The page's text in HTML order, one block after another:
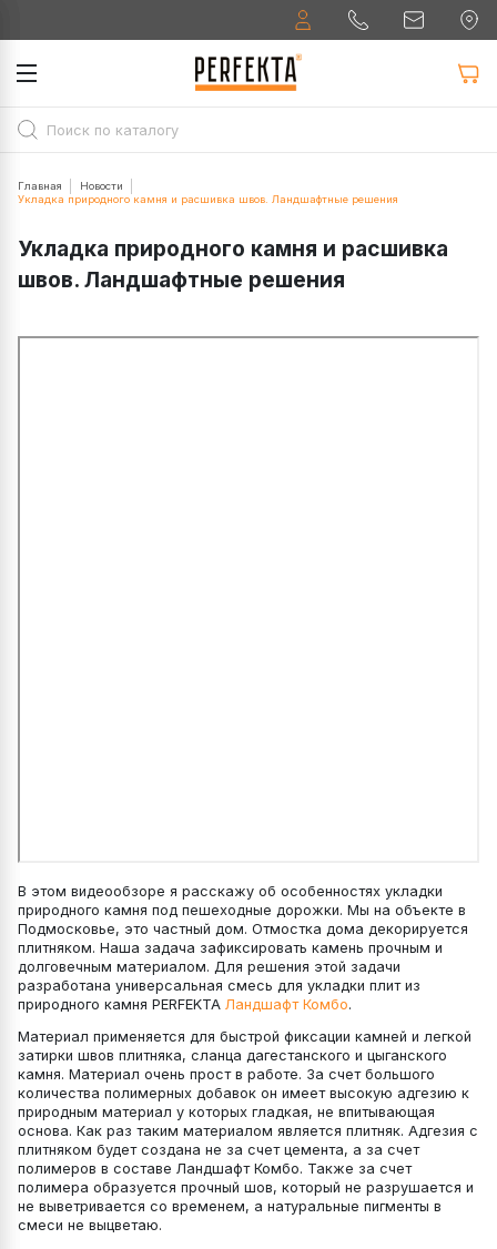
Главная
Новости
Укладка природного камня и расшивка швов. Ландшафтные решения
Укладка природного камня и расшивка
швов. Ландшафтные решения
В этом видеообзоре я расскажу об особенностях укладки
природного камня под пешеходные дорожки. Мы на объекте в
Подмосковье, это частный дом. Отмостка дома декорируется
плитняком. Наша задача зафиксировать камень прочным и
долговечным материалом. Для решения этой задачи
разработана универсальная смесь для укладки плит из
природного камня PERFEKTA Ландшафт Комбо.
Материал применяется для быстрой фиксации камней и легкой
затирки швов плитняка, сланца дагестанского и цыганского
камня. Материал очень прост в работе. За счет большого
количества полимерных добавок он имеет высокую адгезию к
природным материал у которых гладкая, не впитывающая
основа. Как раз таким материалом является плитняк. Адгезия с
плитняком будет создана не за счет цемента, а за счет
полимеров в составе Ландшафт Комбо. Также за счет
полимера образуется прочный шов, который не разрушается и
не выветривается со временем, а натуральные пигменты в
смеси не выцветаю.